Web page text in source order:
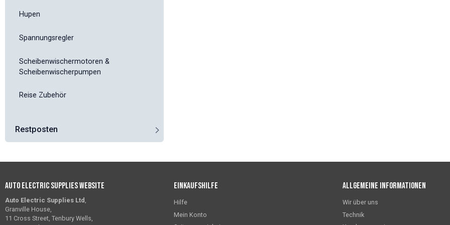
Hupen
Spannungsregler
Scheibenwischermotoren &
Scheibenwischerpumpen
Reise Zubehör
Restposten
Auto Electric Supplies Website
Auto Electric Supplies Ltd
Granville House,
11 Cross Street, Tenbury Wells,
Einkaufshilfe
Hilfe
Mein Konto
Allgemeine Informationen
Wir über uns
Technik